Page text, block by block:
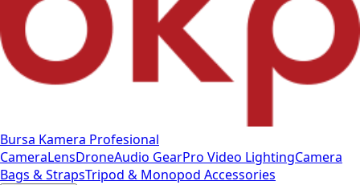
Bursa Kamera Profesional
CameraLensDroneAudio GearPro Video LightingCamera
Bags & StrapsTripod & Monopod Accessories